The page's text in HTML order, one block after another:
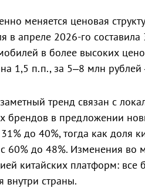
меняется ценовая
в апреле 2026-го
в более высоких
1,5 п.п., за 5–8 млн
тренд связан с
брендов в предложении
до 40%, тогда как доля
с 60% до 48%. Изменения во
китайских платформ: все
внутри страны.